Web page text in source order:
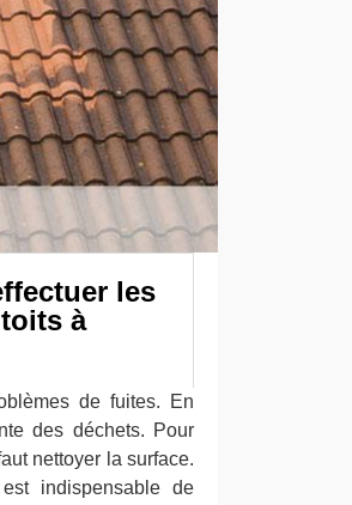
les
à
de fuites. En
des déchets. Pour
nettoyer la surface.
indispensable de